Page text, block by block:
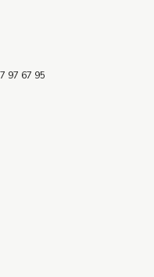
97 67 95